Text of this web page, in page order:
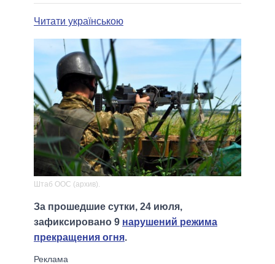
ГЛАВЫ ОБЛАДМИНИСТРАЦИЙ
МЭРЫ
ВСЕ ПЕРСОНЫ
СРАВНЕНИЕ ПОЛИТИКОВ
Читати українською
Штаб ООС (архив).
За прошедшие сутки, 24 июля,
зафиксировано 9 нарушений режима
прекращения огня.